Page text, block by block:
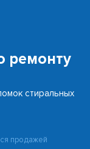
ремонту
стиральных
продажей